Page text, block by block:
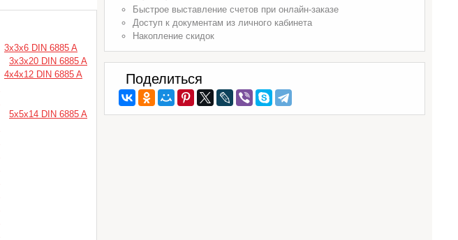
3х3х6 DIN 6885 A
3х3х20 DIN 6885 A
4х4х12 DIN 6885 A
5х5х14 DIN 6885 A
Быстрое выставление счетов при онлайн-заказе
Доступ к документам из личного кабинета
Накопление скидок
Поделиться